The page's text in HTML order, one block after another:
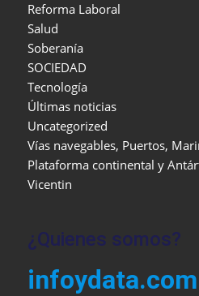
Reforma Laboral
Salud
Soberanía
SOCIEDAD
Tecnología
Últimas noticias
Uncategorized
Vías navegables, Puertos,
Plataforma continental y
Vicentin
¿Quienes somos?
infoydata.com